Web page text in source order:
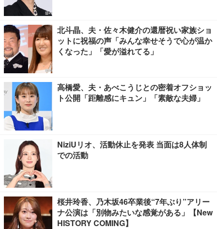
北斗晶、夫・佐々木健介の還暦祝い家族ショ
ットに祝福の声「みんな幸せそうで心が温か
くなった」「愛が溢れてる」
高橋愛、夫・あべこうじとの密着オフショッ
ト公開「距離感にキュン」「素敵な夫婦」
NiziUリオ、活動休止を発表 当面は8人体制
での活動
桜井玲香、乃木坂46卒業後“7年ぶり”アリー
ナ公演は「別物みたいな感覚がある」【New
HISTORY COMING】